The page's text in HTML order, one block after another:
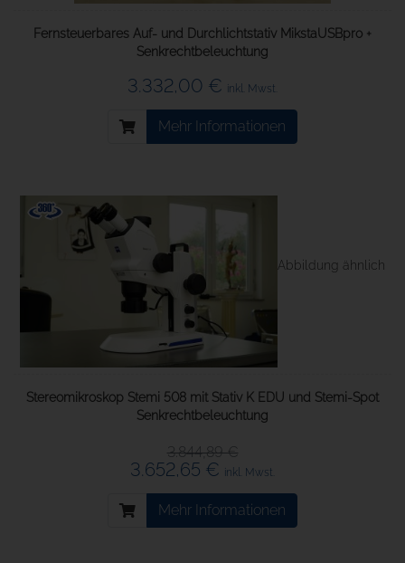
Fernsteuerbares Auf- und Durchlichtstativ MikstaUSBpro +
Senkrechtbeleuchtung
3.332,00 € inkl. Mwst.
Mehr Informationen
Abbildung ähnlich
Stereomikroskop Stemi 508 mit Stativ K EDU und Stemi-Spot
Senkrechtbeleuchtung
3.844,89 €
3.652,65 € inkl. Mwst.
Mehr Informationen